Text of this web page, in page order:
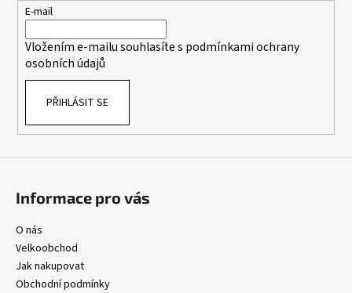
r
ý
p
E-mail
Vložením e-mailu souhlasíte s podmínkami ochrany
osobních údajů
PŘIHLÁSIT SE
Informace pro vás
O nás
Velkoobchod
Jak nakupovat
Obchodní podmínky